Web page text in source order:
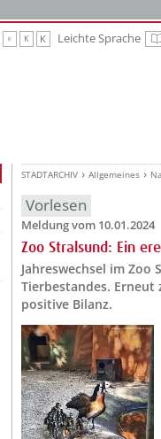
K K K Leichte Sprache
STADTARCHIV Allgemeines
Vorlesen
Meldung vom 10.01.2024
Zoo Stralsund: Ein
Jahreswechsel im
Tierbestandes.
positive Bilanz.